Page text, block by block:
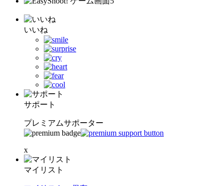
いいね
サポート
プレミアムサポーター
x
マイリスト